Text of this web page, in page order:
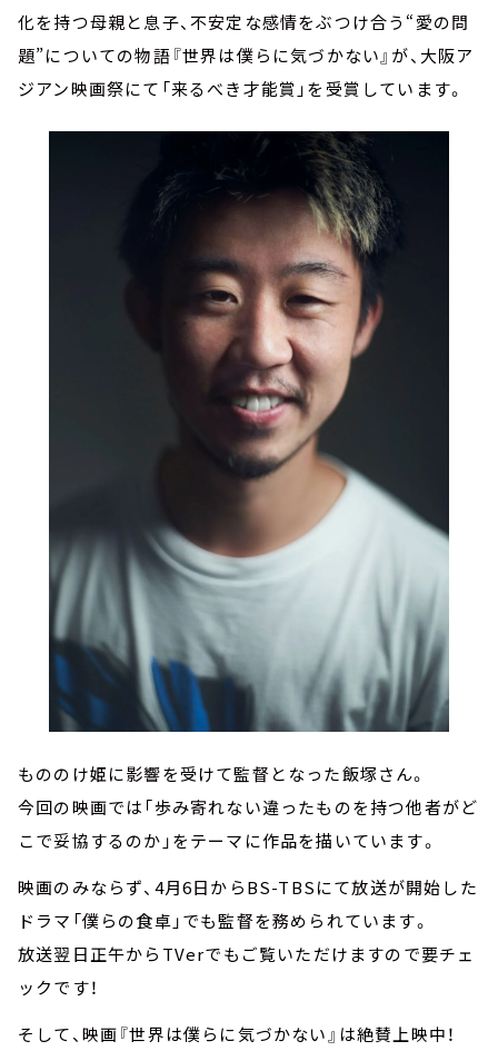
化を持つ母親と息子、不安定な感情をぶつけ合う“愛の問
題”についての物語『世界は僕らに気づかない』が、大阪ア
ジアン映画祭にて「来るべき才能賞」を受賞しています。
もののけ姫に影響を受けて監督となった飯塚さん。
今回の映画では「歩み寄れない違ったものを持つ他者がど
こで妥協するのか」をテーマに作品を描いています。
映画のみならず、4月6日からBS-TBSにて放送が開始した
ドラマ「僕らの食卓」でも監督を務められています。
放送翌日正午からTVerでもご覧いただけますので要チェ
ックです！
そして、映画『世界は僕らに気づかない』は絶賛上映中！